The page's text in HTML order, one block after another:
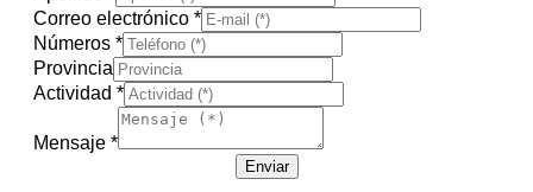
Correo electrónico *
Números *
Provincia
Actividad *
Mensaje *
Enviar